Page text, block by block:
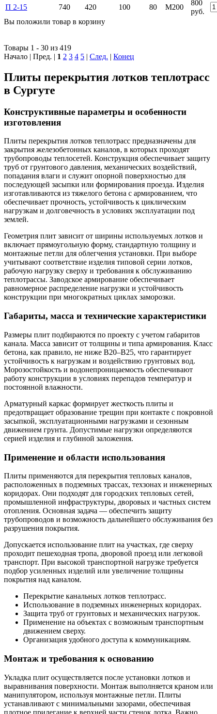
П 2-15
740 420 100 80 М200
800
руб.
Вы положили товар в корзину
Товары 1 - 30 из 419
Начало | Пред. | 1 2 3 4 5 | След. | Конец
Плиты перекрытия лотков теплотрасс
в Сургуте
Конструктивные параметры и особенности
изготовления
Плиты перекрытия лотков теплотрасс предназначены для
закрытия железобетонных каналов, в которых проходят
трубопроводы теплосетей. Конструкция обеспечивает защиту
труб от грунтового давления, механических воздействий,
попадания влаги и служит опорной поверхностью для
последующей засыпки или формирования проезда. Изделия
изготавливаются из тяжелого бетона с армированием, что
обеспечивает прочность, устойчивость к циклическим
нагрузкам и долговечность в условиях эксплуатации под
землей.
Геометрия плит зависит от ширины используемых лотков и
включает прямоугольную форму, стандартную толщину и
монтажные петли для облегчения установки. При выборе
учитывают соответствие изделия типовой серии лотков,
рабочую нагрузку сверху и требования к обслуживанию
теплотрассы. Заводское армирование обеспечивает
равномерное распределение нагрузки и устойчивость
конструкции при многократных циклах заморозки.
Габариты, масса и технические характеристики
Размеры плит подбираются по проекту с учетом габаритов
канала. Масса зависит от толщины и типа армирования. Класс
бетона, как правило, не ниже B20–B25, что гарантирует
устойчивость к нагрузкам и воздействию грунтовых вод.
Морозостойкость и водонепроницаемость обеспечивают
работу конструкции в условиях перепадов температур и
постоянной влажности.
Арматурный каркас формирует жесткость плиты и
предотвращает образование трещин при контакте с покровной
засыпкой, эксплуатационными нагрузками и сезонным
движением грунта. Допустимые нагрузки определяются
серией изделия и глубиной заложения.
Применение и области использования
Плиты применяются для перекрытия тепловых каналов,
расположенных в подземных трассах, техзонах и инженерных
коридорах. Они подходят для городских тепловых сетей,
промышленной инфраструктуры, дворовых и частных систем
отопления. Основная задача — обеспечить защиту
трубопроводов и возможность дальнейшего обслуживания без
разрушения покрытия.
Допускается использование плит на участках, где сверху
проходит пешеходная тропа, дворовой проезд или легковой
транспорт. При высокой транспортной нагрузке требуется
подбор усиленных изделий или увеличение толщины
покрытия над каналом.
Перекрытие канальных лотков теплотрасс.
Использование в подземных инженерных коридорах.
Защита труб от грунтовых и механических нагрузок.
Применение на объектах с возможным транспортным
движением сверху.
Организация удобного доступа к коммуникациям.
Монтаж и требования к основанию
Укладка плит осуществляется после установки лотков и
выравнивания поверхности. Монтаж выполняется краном или
манипулятором, используя монтажные петли. Плиты
устанавливают с минимальными зазорами, обеспечивая
плотное прилегание к верхней части стенок лотка. Важно